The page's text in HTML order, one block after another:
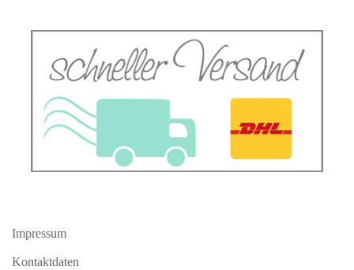
Impressum
Kontaktdaten